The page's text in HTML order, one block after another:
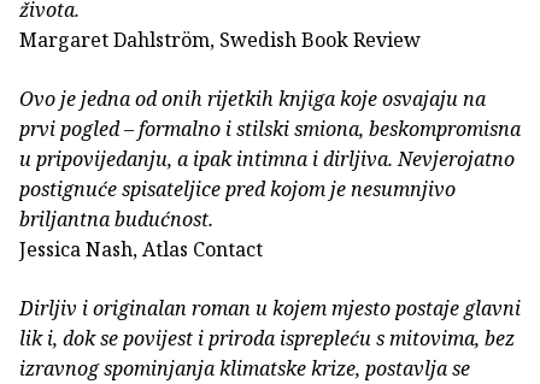
života.
Margaret Dahlström, Swedish Book Review
Ovo je jedna od onih rijetkih knjiga koje osvajaju na
prvi pogled – formalno i stilski smiona, beskompromisna
u pripovijedanju, a ipak intimna i dirljiva. Nevjerojatno
postignuće spisateljice pred kojom je nesumnjivo
briljantna budućnost.
Jessica Nash, Atlas Contact
Dirljiv i originalan roman u kojem mjesto postaje glavni
lik i, dok se povijest i priroda isprepleću s mitovima, bez
izravnog spominjanja klimatske krize, postavlja se